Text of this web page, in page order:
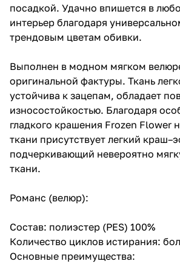
посадкой. Удачно впишется в
интерьер благодаря
трендовым цветам обивки.
Выполнен в модном мягком
оригинальной фактуры. Ткань
устойчива к зацепам, обладает
износостойкостью. Благодаря
гладкого крашения Frozen Flower
ткани присутствует легкий
подчеркивающий невероятно
ткани.
Романс (велюр):
Состав: полиэстер (PES) 100%
Количество циклов истирания:
Основные преимущества: